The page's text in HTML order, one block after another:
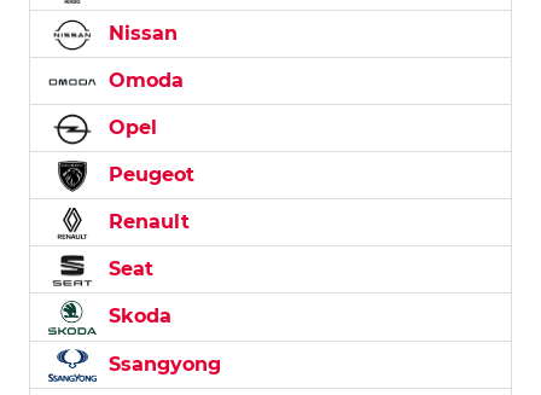
Nissan
Omoda
Opel
Peugeot
Renault
Seat
Skoda
Ssangyong